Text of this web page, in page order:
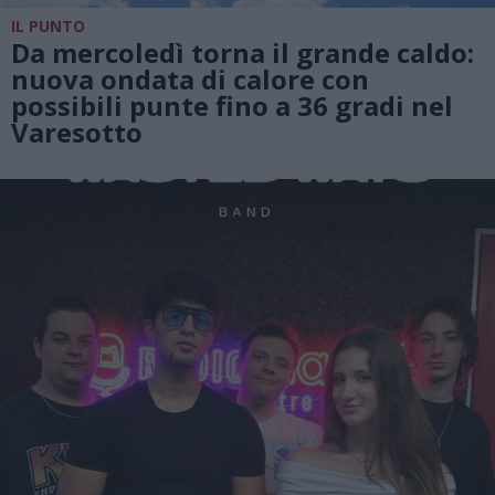
IL PUNTO
Da mercoledì torna il grande caldo:
nuova ondata di calore con
possibili punte fino a 36 gradi nel
Varesotto